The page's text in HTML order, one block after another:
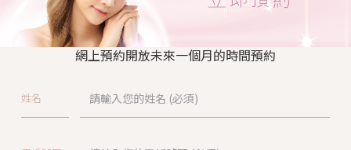
網上預約開放未來一個月的時間預約
姓名